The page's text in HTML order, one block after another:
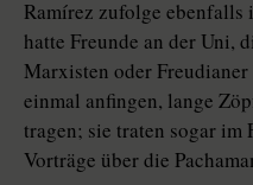
Ramírez zufolge ebenfalls
hatte Freunde an der Uni,
Marxisten oder
einmal anfingen, lange
tragen; sie traten sogar im
Vorträge über die